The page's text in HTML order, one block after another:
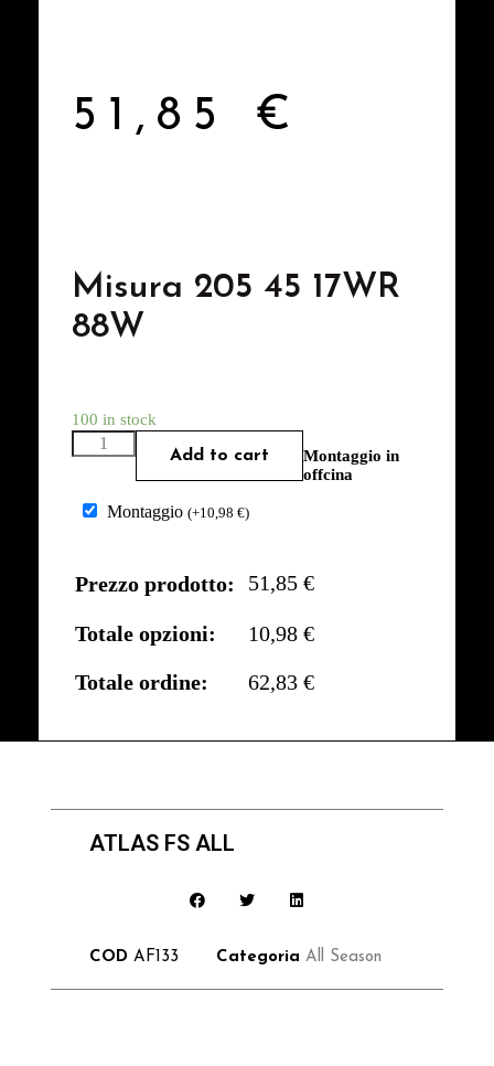
51,85 €
Misura 205 45 17WR
88W
100 in stock
Add to cart
Montaggio in
offcina
Montaggio (+10,98 €)
Prezzo prodotto: 51,85 €
Totale opzioni:
10,98 €
Totale ordine:
62,83 €
ATLAS FS ALL
COD AF133 Categoria All Season